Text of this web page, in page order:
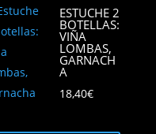
ESTUCHE 2
BOTELLAS:
VIÑA
LOMBAS,
GARNACH
A
18,40€